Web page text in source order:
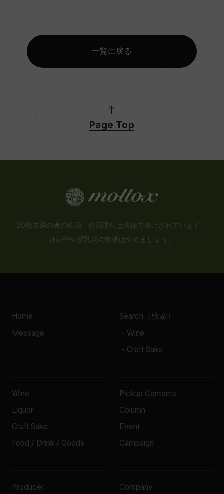
一覧に戻る
Page Top
20歳未満の者の飲酒、飲酒運転は法律で禁止されています。
妊娠中や授乳期の飲酒はやめましょう。
Home
Message
Search（検索）
- Wine
- Craft Sake
Wine
Liquor
Craft Sake
Food / Drink / Goods
Pickup Contents
Column
Event
Campaign
Producer Company